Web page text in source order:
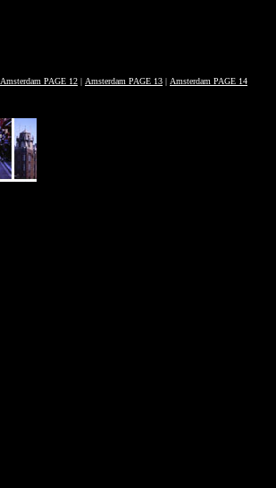
Amsterdam PAGE 12 | Amsterdam PAGE 13 | Amsterdam PAGE 14